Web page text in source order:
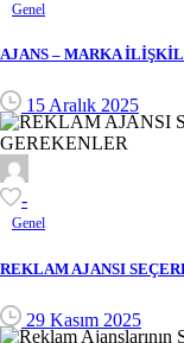
Genel
AJANS – MARKA
15 Aralık 2025
-
Genel
REKLAM AJANSI
29 Kasım 2025